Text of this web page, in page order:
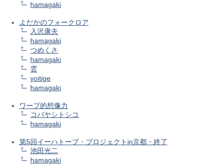
hamagaki
よだかのフォークロア
入沢康夫
hamagaki
つめくさ
hamagaki
雲
yoitige
hamagaki
ワープ的想像力
コバヤシトシコ
hamagaki
第5回イーハトーブ・プロジェクトin京都・終了
池田光二
hamagaki